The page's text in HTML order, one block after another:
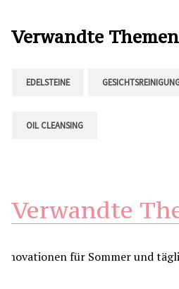
Verwandte Themen
EDELSTEINE
OIL CLEANSING
Verwandte